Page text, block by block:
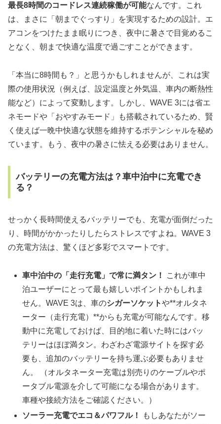
最長8時間のコードレス連続稼働が可能なんです。これ
は、まさに「朝までぐっすり」を実現するための設計。エ
アコンをつけたまま眠りにつき、夜中に暑さで目覚めるこ
となく、朝まで快適な温度で過ごすことができます。
「本当に8時間も？」と思うかもしれませんが、これは実
際の使用状況（例えば、設定温度と外気温、車内の断熱性
能など）によって変動します。しかし、WAVE 3には省エ
ネモードや「おやすみモード」も搭載されているため、賢
く使えば一晩中快適な状態を維持するポテンシャルを秘め
ています。もう、夜中の暑さに怯える必要はありません。
バッテリーの充電方法は？車中泊中に充電でき
る？
せっかく長時間使えるバッテリーでも、充電が面倒だった
り、時間がかかったりしたらストレスですよね。WAVE 3
の充電方法は、驚くほど多彩でスマートです。
車中泊中の「走行充電」で常に満タン！
これが車中
泊ユーザーにとって最も嬉しいポイントかもしれま
せん。WAVE 3は、車のシガーソケットや**オルタネ
ーター（走行充電）**からも充電が可能なんです。移
動中に充電しておけば、目的地に着いた時にはバッ
テリーはほぼ満タン。わざわざ電源サイトを探す必
要も、追加のバッテリーを持ち運ぶ必要もありませ
ん。 （オルタネーター充電は別売りのケーブルやポ
ータブル電源を介して可能になる場合があります。
車種や接続方法をご確認ください。）
ソーラー充電でエコ＆パワフル！
もしあなたがソー